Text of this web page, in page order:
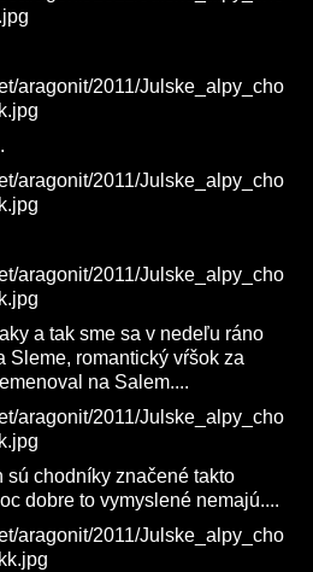
a tak sme sa v nedeľu ráno
Sleme, romantický vŕšok za
na Salem....
chodníky značené takto
dobre to vymyslené nemajú....